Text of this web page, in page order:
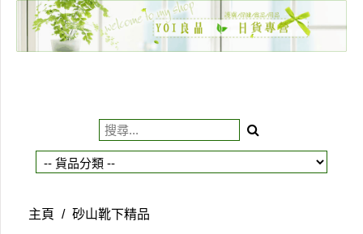
主頁
貨品分類
購物車
主頁 / 砂山靴下精品